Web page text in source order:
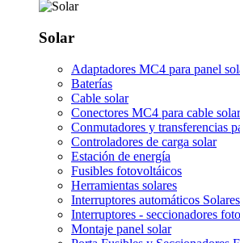
Solar
Adaptadores MC4 para panel
Baterías
Cable solar
Conectores MC4 para cable solar
Conmutadores y transferencias
Controladores de carga solar
Estación de energía
Fusibles fotovoltáicos
Herramientas solares
Interruptores automáticos Solares
Interruptores - seccionadores
Montaje panel solar